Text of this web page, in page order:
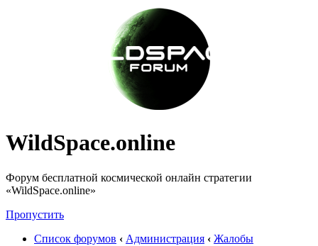
WildSpace.online
Форум бесплатной космической онлайн стратегии
«WildSpace.online»
Пропустить
Список форумов ‹ Администрация ‹ Жалобы